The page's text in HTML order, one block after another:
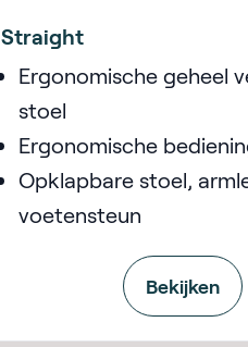
Straight
Ergonomische geheel
stoel
Ergonomische
Opklapbare stoel,
voetensteun
Bekijken